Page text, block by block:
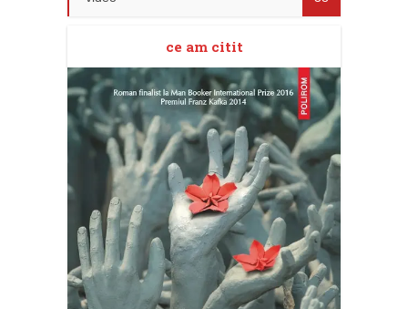
ce am citit